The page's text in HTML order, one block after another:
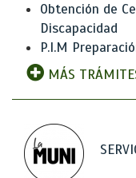
Obtención de
Discapacidad
P.I.M
MÁS